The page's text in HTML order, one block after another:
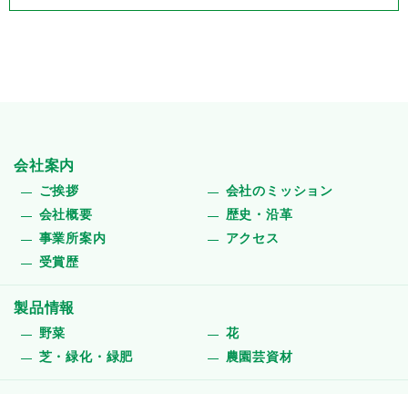
会社案内
ご挨拶
会社のミッション
会社概要
歴史・沿革
事業所案内
アクセス
受賞歴
製品情報
野菜
花
芝・緑化・緑肥
農園芸資材